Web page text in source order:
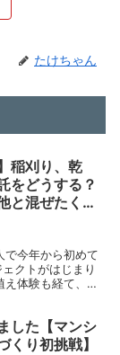
たけちゃん
稲刈り、乾
をどうする？
と混ぜたくな
で今年から初めて
クトがはじまり
体験も経て、無
した【マンシ
くり初挑戦】